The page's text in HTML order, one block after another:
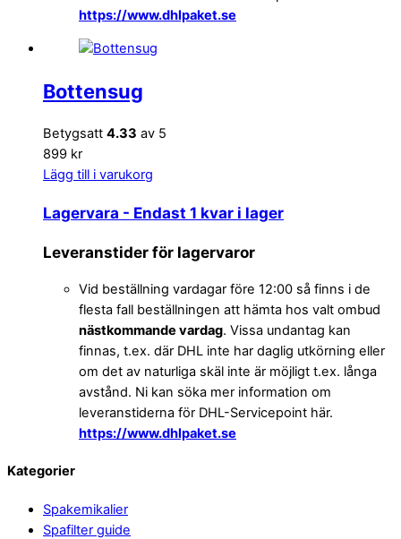
https://www.dhlpaket.se
Bottensug
Betygsatt 4.33 av 5
899 kr
Lägg till i varukorg
Lagervara - Endast 1 kvar i lager
Leveranstider för lagervaror
Vid beställning vardagar före 12:00 så finns i de
flesta fall beställningen att hämta hos valt ombud
nästkommande vardag. Vissa undantag kan
finnas, t.ex. där DHL inte har daglig utkörning eller
om det av naturliga skäl inte är möjligt t.ex. långa
avstånd. Ni kan söka mer information om
leveranstiderna för DHL-Servicepoint här.
https://www.dhlpaket.se
Back
Top
Kategorier
Spakemikalier
Spafilter guide